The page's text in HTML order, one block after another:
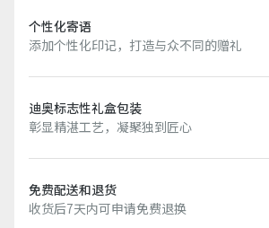
个性化寄语
添加个性化印记，打造与众不同的赠礼
迪奥标志性礼盒包装
彰显精湛工艺，凝聚独到匠心
免费配送和退货
收货后7天内可申请免费退换